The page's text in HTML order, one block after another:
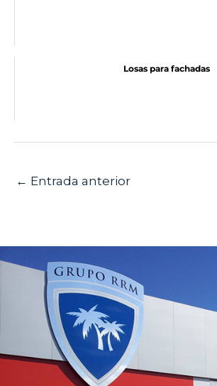
Losas para fachadas
← Entrada anterior